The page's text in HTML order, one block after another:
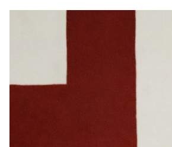
Tendencias
Entretención y Cultura
Dato en Pauta